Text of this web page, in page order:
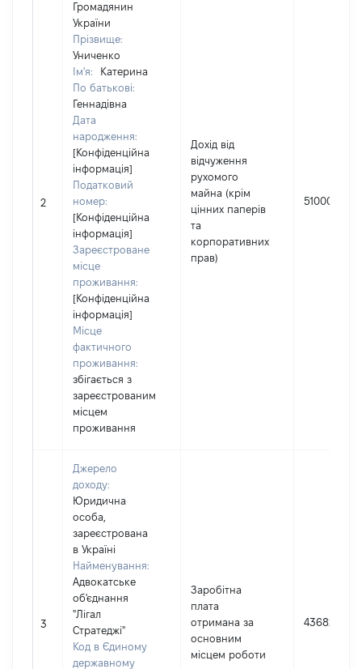
2
Громадянин
України
Прізвище:
Униченко
Ім'я:
Катерина
По батькові:
Геннадівна
Дата
народження:
[Конфіденційна
інформація]
Податковий
номер:
[Конфіденційна
інформація]
Зареєстроване
місце
проживання:
[Конфіденційна
інформація]
Місце
фактичного
проживання:
збігається з
зареєстрованим
місцем
проживання
Дохід від
відчуження
рухомого
майна (крім
цінних паперів
та
корпоративних
прав)
510000
3
Джерело
доходу:
Юридична
особа,
зареєстрована
в Україні
Найменування:
Адвокатське
об'єднання
"Лігал
Стратеджі"
Код в Єдиному
державному
Заробітна
плата
отримана за
основним
місцем роботи
43682